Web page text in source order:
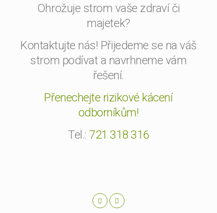
Ohrožuje strom vaše zdraví či
majetek?
Kontaktujte nás! Přijedeme se na váš
strom podívat a navrhneme vám
řešení.
Přenechejte rizikové kácení
odborníkům!
Tel.: 721 318 316